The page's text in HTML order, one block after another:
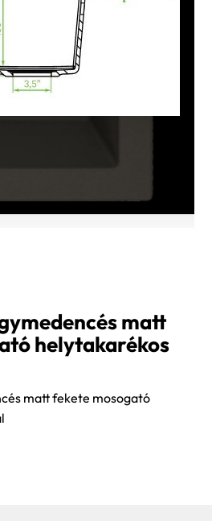
matt
helytakarékos
matt fekete mosogató